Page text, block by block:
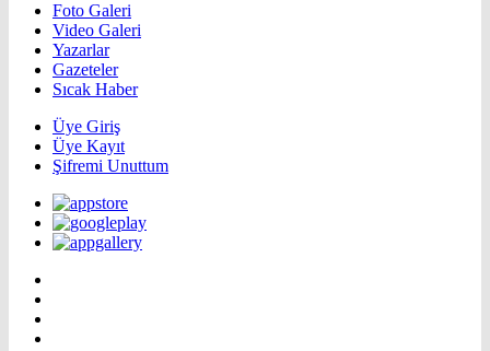
Foto Galeri
Video Galeri
Yazarlar
Gazeteler
Sıcak Haber
Üye Giriş
Üye Kayıt
Şifremi Unuttum